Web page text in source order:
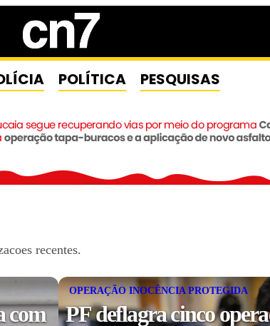
POLÍTICA PESQUISAS
recentes.
com
OPERAÇÃO INOCÊNCIA PROTEGIDA
PF deflagra cinco